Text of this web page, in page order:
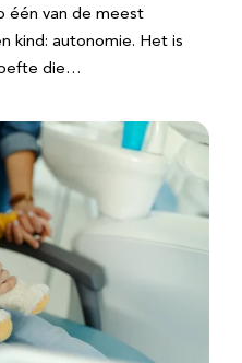
één van de meest
kind: autonomie. Het is
die…